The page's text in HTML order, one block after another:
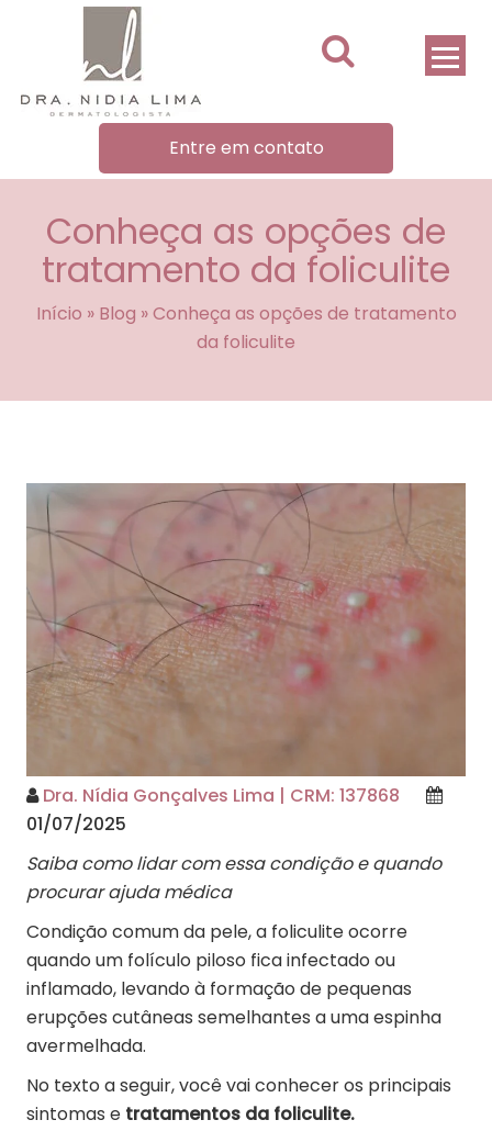
Entre em contato
Conheça as opções de
tratamento da foliculite
Início » Blog »Conheça as opções de tratamento
da foliculite
Dra. Nídia Gonçalves Lima | CRM: 137868
01/07/2025
Saiba como lidar com essa condição e quando
procurar ajuda médica
Condição comum da pele, a foliculite ocorre
quando um folículo piloso fica infectado ou
inflamado, levando à formação de pequenas
erupções cutâneas semelhantes a uma espinha
avermelhada.
No texto a seguir, você vai conhecer os principais
sintomas e tratamentos da foliculite.